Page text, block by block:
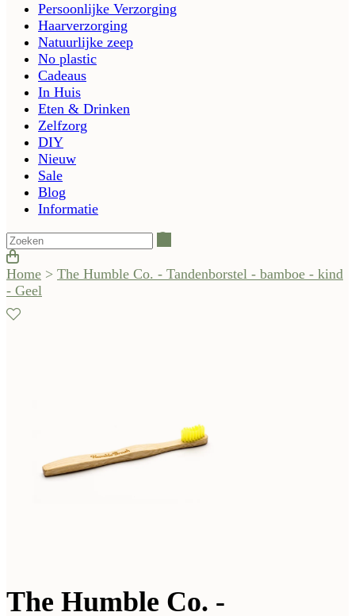
Persoonlijke Verzorging
Haarverzorging
Natuurlijke zeep
No plastic
Cadeaus
In Huis
Eten & Drinken
Zelfzorg
DIY
Nieuw
Sale
Blog
Informatie
Home > The Humble Co. - Tandenborstel - bamboe - kind
- Geel
The Humble Co. -